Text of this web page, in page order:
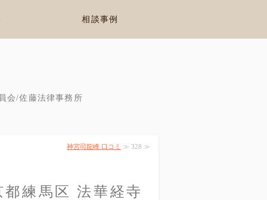
会/佐藤法律事務所
相談事例
神宮司龍峰 口コミ ≫ 328 ≫
練馬区 法華経寺